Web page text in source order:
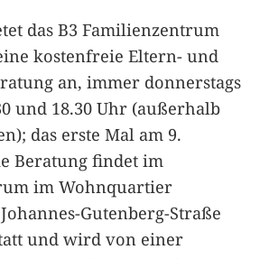
das B3 Familienzentrum
kostenfreie Eltern- und
an, immer donnerstags
und 18.30 Uhr (außerhalb
das erste Mal am 9.
Beratung findet im
im Wohnquartier
Gutenberg-Straße
und wird von einer